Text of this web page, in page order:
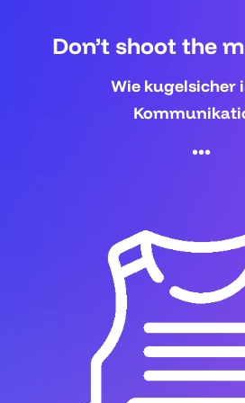
Don’t shoot the
Wie kugelsicher
•••